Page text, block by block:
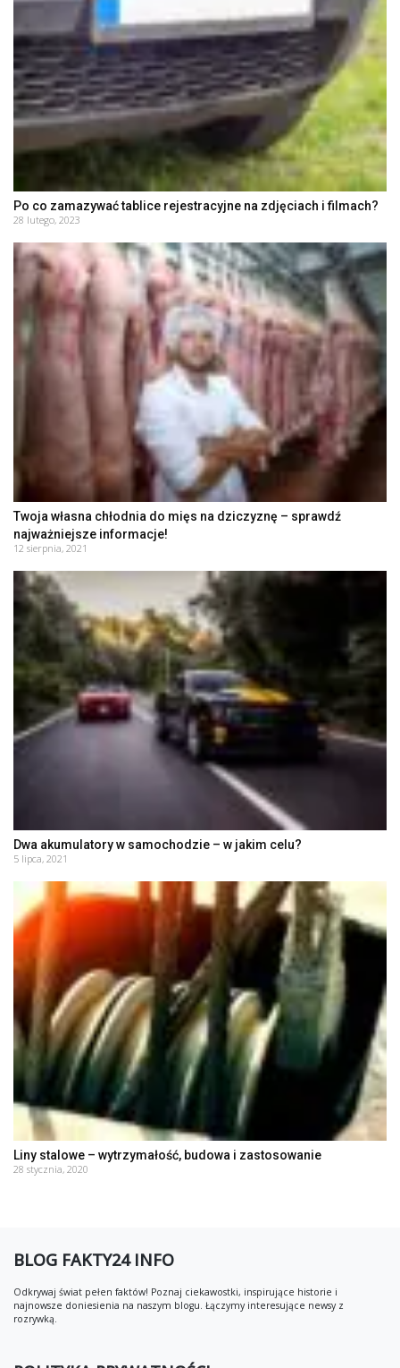
Po co zamazywać tablice rejestracyjne na zdjęciach i filmach?
28 lutego, 2023
Twoja własna chłodnia do mięs na dziczyznę – sprawdź
najważniejsze informacje!
12 sierpnia, 2021
Dwa akumulatory w samochodzie – w jakim celu?
5 lipca, 2021
Liny stalowe – wytrzymałość, budowa i zastosowanie
28 stycznia, 2020
BLOG FAKTY24 INFO
Odkrywaj świat pełen faktów! Poznaj ciekawostki, inspirujące historie i
najnowsze doniesienia na naszym blogu. Łączymy interesujące newsy z
rozrywką.